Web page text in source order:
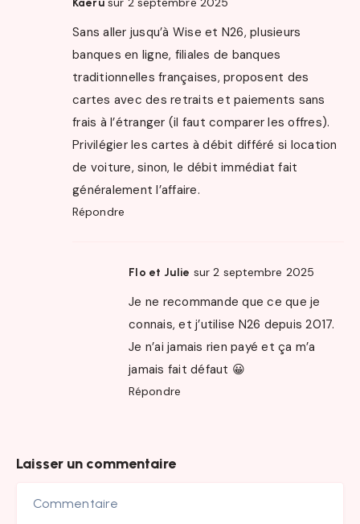
Kaeru
Sans aller jusqu’à Wise et N26, plusieurs
banques en ligne, filiales de banques
traditionnelles françaises, proposent des
cartes avec des retraits et paiements sans
frais à l’étranger (il faut comparer les offres).
Privilégier les cartes à débit différé si location
de voiture, sinon, le débit immédiat fait
généralement l’affaire.
Répondre
Flo et Julie sur 2 septembre 2025
Je ne recommande que ce que je
connais, et j’utilise N26 depuis 2017.
Je n’ai jamais rien payé et ça m’a
jamais fait défaut 😀
Répondre
Laisser un commentaire